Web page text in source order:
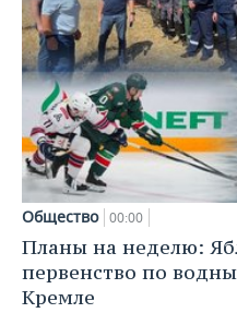
Общество 00:00
Планы на неделю:
первенство по
Кремле